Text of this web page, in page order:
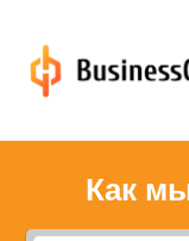
FAQ
Как